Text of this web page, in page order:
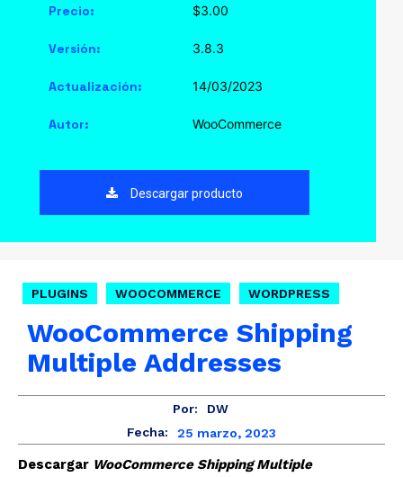
Precio: $3.00
Versión: 3.8.3
Actualización: 14/03/2023
Autor: WooCommerce
Descargar producto
PLUGINS WOOCOMMERCE WORDPRESS
WooCommerce Shipping
Multiple Addresses
Por:
DW
Fecha:
25 marzo, 2023
Descargar WooCommerce Shipping Multiple